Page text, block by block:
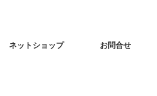
ネットショップ お問合せ